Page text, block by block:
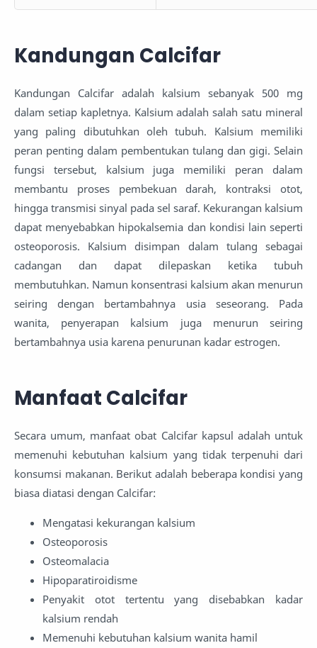
Kandungan Calcifar
Kandungan Calcifar adalah kalsium sebanyak 500 mg
dalam setiap kapletnya. Kalsium adalah salah satu mineral
yang paling dibutuhkan oleh tubuh. Kalsium memiliki
peran penting dalam pembentukan tulang dan gigi. Selain
fungsi tersebut, kalsium juga memiliki peran dalam
membantu proses pembekuan darah, kontraksi otot,
hingga transmisi sinyal pada sel saraf. Kekurangan kalsium
dapat menyebabkan hipokalsemia dan kondisi lain seperti
osteoporosis. Kalsium disimpan dalam tulang sebagai
cadangan dan dapat dilepaskan ketika tubuh
membutuhkan. Namun konsentrasi kalsium akan menurun
seiring dengan bertambahnya usia seseorang. Pada
wanita, penyerapan kalsium juga menurun seiring
bertambahnya usia karena penurunan kadar estrogen.
Manfaat Calcifar
Secara umum, manfaat obat Calcifar kapsul adalah untuk
memenuhi kebutuhan kalsium yang tidak terpenuhi dari
konsumsi makanan. Berikut adalah beberapa kondisi yang
biasa diatasi dengan Calcifar:
Mengatasi kekurangan kalsium
Osteoporosis
Osteomalacia
Hipoparatiroidisme
Penyakit otot tertentu yang disebabkan kadar
kalsium rendah
Memenuhi kebutuhan kalsium wanita hamil